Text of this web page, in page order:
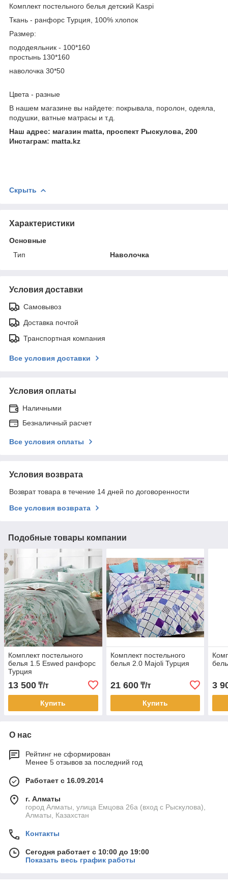
Комплект постельного белья детский Kaspi
Ткань - ранфорс Турция, 100% хлопок
Размер:
пододеяльник - 100*160
простынь 130*160
наволочка 30*50
Цвета - разные
В нашем магазине вы найдете: покрывала, поролон, одеяла,
подушки, ватные матрасы и т.д.
Наш адрес: магазин matta, проспект Рыскулова, 200
Инстаграм: matta.kz
Скрыть
Характеристики
Основные
Тип
Наволочка
Условия доставки
Самовывоз
Доставка почтой
Транспортная компания
Все условия доставки
Условия оплаты
Наличными
Безналичный расчет
Все условия оплаты
Условия возврата
Возврат товара в течение 14 дней по договоренности
Все условия возврата
Подобные товары компании
Комплект постельного
белья 1.5 Eswed ранфорс
Турция
13 500 ₸/т
Купить
Комплект постельного
белья 2.0 Majoli Турция
21 600₸/т
Купить
3
О нас
Рейтинг не сформирован
Менее 5 отзывов за последний год
Работает с 16.09.2014
г. Алматы
город Алматы, улица Емцова 26а (вход с Рыскулова),
Алматы, Казахстан
Контакты
Сегодня работает с 10:00 до 19:00
Показать весь график работы